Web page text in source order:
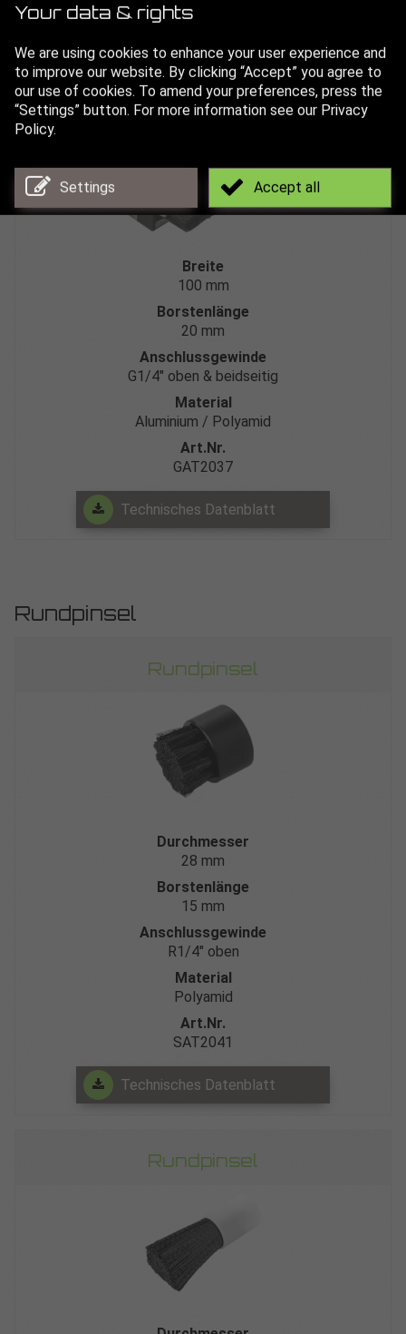
Technisches Datenblatt
Flachbürste 100 mm
Breite
100 mm
Borstenlänge
20 mm
Anschlussgewinde
G1/4″ oben & beidseitig
Material
Aluminium / Polyamid
Art.Nr.
GAT2037
Technisches Datenblatt
Rundpinsel
Rundpinsel
Durchmesser
28 mm
Borstenlänge
15 mm
Anschlussgewinde
R1/4″ oben
Material
Polyamid
Art.Nr.
SAT2041
Technisches Datenblatt
Rundpinsel
Your data & rights
We are using cookies to enhance your user experience and
to improve our website. By clicking “Accept” you agree to
our use of cookies. To amend your preferences, press the
“Settings” button. For more information see our Privacy
Policy.
Settings Accept all